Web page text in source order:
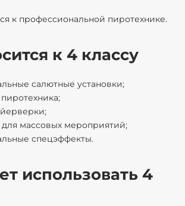
к профессиональной пиротехнике.
к 4 классу
салютные установки;
для массовых мероприятий;
спецэффекты.
использовать 4